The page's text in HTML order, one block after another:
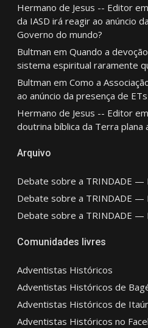
Hermano de Jesus -- Editorem
da IASD irá reagir ao anúncio
Governo do mundo?
Bultman em Quando a
sistema espiritual raramente
Bultman em Como a
ao anúncio da presença de
Hermano de Jesus -- Editorem
doutrina bíblica da Terra plana
Arquivo
Debate sobre a TRINDADE —
Debate sobre a TRINDADE —
Debate sobre a TRINDADE —
Comunidades livres
Adventistas Históricos
Adventistas Históricos de
Adventistas Históricos de
Adventistas Históricos no